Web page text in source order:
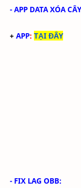
- APP DATA XÓA
+ APP: TẠI ĐÂY
- FIX LAG OBB: